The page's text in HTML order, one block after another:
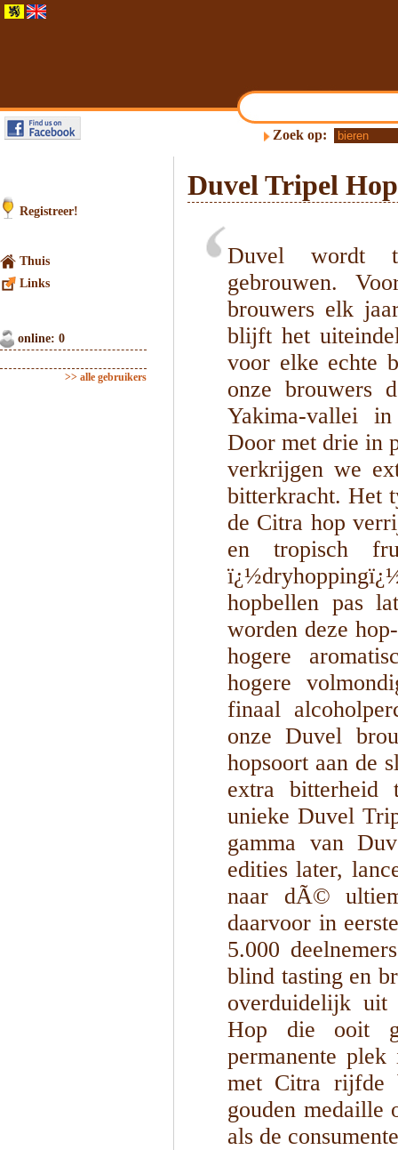
Zoek op:
Registreer!
Thuis
Links
online: 0
>> alle gebruikers
Duvel Tripel
Duvel wordt
gebrouwen.
brouwers elk
blijft het
voor elke echte
onze brouwers
Yakima-vallei
Door met drie in
verkrijgen we
bitterkracht. Het
de Citra hop
en tropisch
hopbellen pas
worden deze
hogere
hogere
finaal
onze Duvel
hopsoort aan de
extra bitterheid
unieke Duvel
gamma van
edities later,
naar dÃ©
daarvoor in
5.000
blind tasting en
overduidelijk
Hop die ooit
permanente
met Citra rijfde
gouden medaille
als de